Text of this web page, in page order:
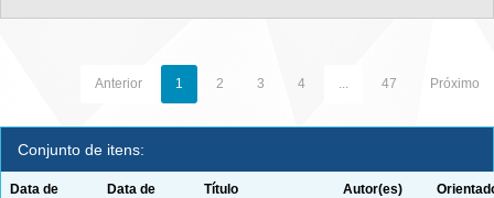
Anterior 1 2 3 4 ... 47 Próximo
Conjunto de itens:
Data de
Data de
Título Autor(es)